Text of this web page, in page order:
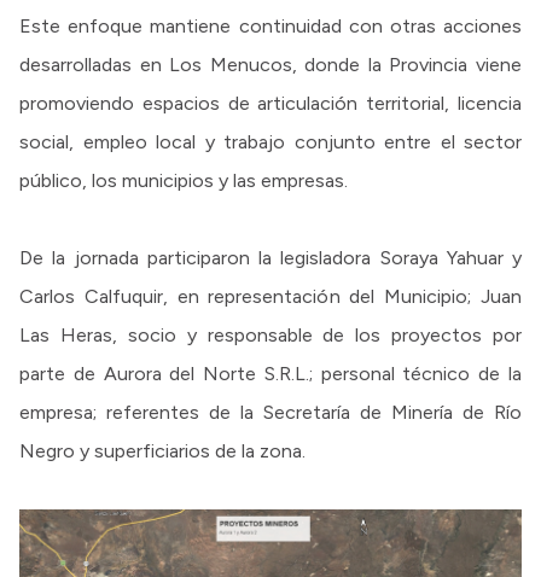
Este enfoque mantiene continuidad con otras acciones
desarrolladas en Los Menucos, donde la Provincia viene
promoviendo espacios de articulación territorial, licencia
social, empleo local y trabajo conjunto entre el sector
público, los municipios y las empresas.
De la jornada participaron la legisladora Soraya Yahuar y
Carlos Calfuquir, en representación del Municipio; Juan
Las Heras, socio y responsable de los proyectos por
parte de Aurora del Norte S.R.L.; personal técnico de la
empresa; referentes de la Secretaría de Minería de Río
Negro y superficiarios de la zona.